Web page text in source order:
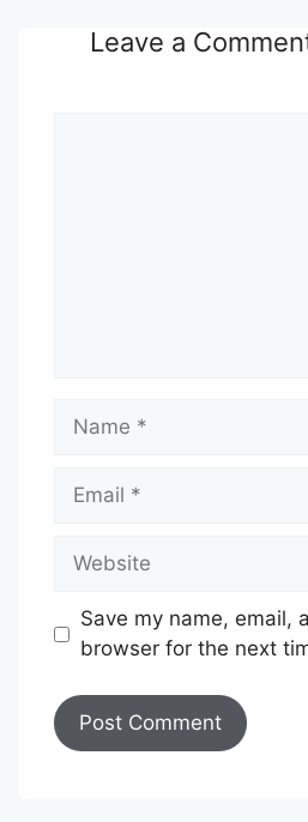
Leave a
Name
Email
Website
Save my name, email,
browser for the next